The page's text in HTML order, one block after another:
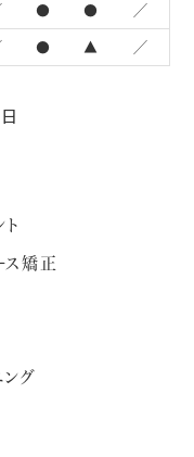
● ● ／
● ▲ ／
ス矯正
ング